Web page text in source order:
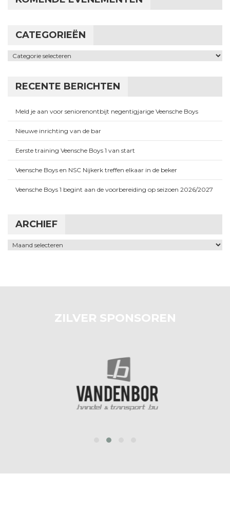
CATEGORIEËN
Categorieën
RECENTE BERICHTEN
Meld je aan voor seniorenontbijt negentigjarige Veensche Boys
Nieuwe inrichting van de bar
Eerste training Veensche Boys 1 van start
Veensche Boys en NSC Nijkerk treffen elkaar in de beker
Veensche Boys 1 begint aan de voorbereiding op seizoen 2026/2027
ARCHIEF
Archief
ZILVER SPONSOREN
prev